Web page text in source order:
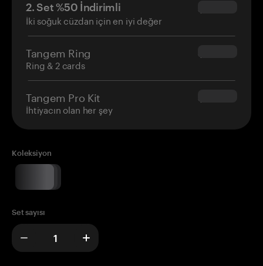
2. Set %50 İndirimli
İki soğuk cüzdan için en iyi değer
$34.95
Tangem Ring
Ring & 2 cards
$160.00
Tangem Pro Kit
İhtiyacın olan her şey
$180.00
Koleksiyon
Set sayısı